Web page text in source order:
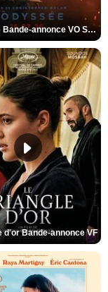
L'Odyssée Bande-annonce VO STFR
d'or Bande-annonce VF